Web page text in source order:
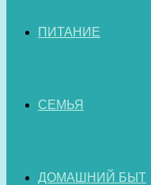
ПИТАНИЕ
СЕМЬЯ
ДОМАШНИЙ БЫТ